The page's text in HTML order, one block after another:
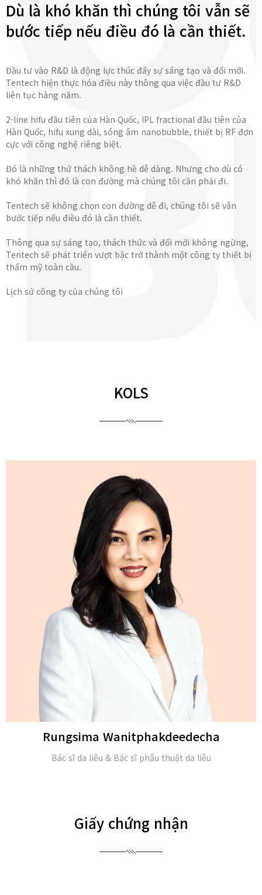
Dù là khó khăn thì chúng tôi vẫn sẽ
bước tiếp nếu điều đó là cần thiết.
Đầu tư vào R&D là động lực thúc đẩy sự sáng tạo và đổi mới.
Tentech hiện thực hóa điều này thông qua việc đầu tư R&D
liên tục hàng năm.
2-line hifu đầu tiên của Hàn Quốc, IPL fractional đầu tiên của
Hàn Quốc, hifu xung dài, sóng âm nanobubble, thiết bị RF đơn
cực với công nghệ riêng biệt.
Đó là những thử thách không hề dễ dàng. Nhưng cho dù có
khó khăn thì đó là con đường mà chúng tôi cần phải đi.
Tentech sẽ không chọn con đường dễ đi, chúng tôi sẽ vẫn
bước tiếp nếu điều đó là cần thiết.
Thông qua sự sáng tạo, thách thức và đổi mới không ngừng,
Tentech sẽ phát triển vượt bậc trở thành một công ty thiết bị
thẩm mỹ toàn cầu.
Lịch sử công ty của chúng tôi
KOLS
Michael H. Gold
M.D. và Hội viên của Viện Da liễu Hoa Kỳ (FAAD)
Giấy chứng nhận